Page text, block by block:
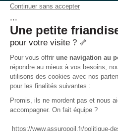
Feuille de soins
Conditions générales
Politique de confidentialité
Politique des Cookies
Accessibilité :
Partiellement conforme